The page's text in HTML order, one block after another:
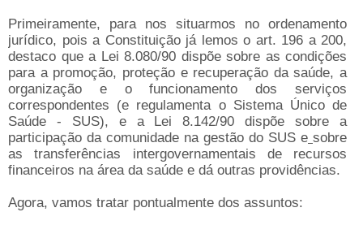
Primeiramente, para nos situarmos no ordenamento
jurídico, pois a Constituição já lemos o art. 196 a 200,
destaco que a Lei 8.080/90 dispõe sobre as condições
para a promoção, proteção e recuperação da saúde, a
organização e o funcionamento dos serviços
correspondentes (e regulamenta o Sistema Único de
Saúde - SUS), e a Lei 8.142/90 dispõe sobre a
participação da comunidade na gestão do SUS e sobre
as transferências intergovernamentais de recursos
financeiros na área da saúde e dá outras providências.
Agora, vamos tratar pontualmente dos assuntos: